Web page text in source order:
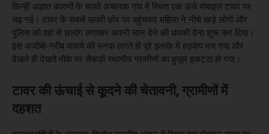
किन्हीं अज्ञात कारणों के चलते अचानक गांव में स्थित एक ऊंचे मोबाइल टावर पर
चढ़ गई। टावर के सबसे ऊपरी छोर पर पहुंचकर महिला ने नीचे खड़े लोगों और
पुलिस को वहां से छलांग लगाकर अपनी जान देने की धमकी देना शुरू कर दिया।
इस अजीबो-गरीब वाकये की भनक लगते ही पूरे इलाके में हड़कंप मच गया और
देखते ही देखते मौके पर सैकड़ों स्थानीय ग्रामीणों का हुजूम इकट्ठा हो गया।
टावर की ऊंचाई से कूदने की चेतावनी, ग्रामीणों में
दहशत